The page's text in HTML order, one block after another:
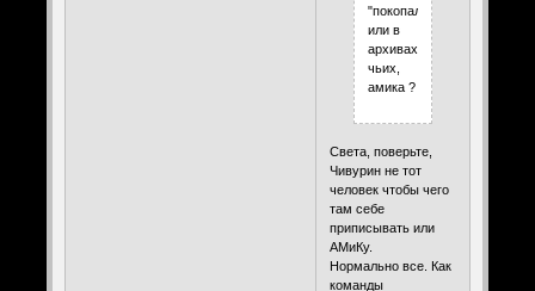
"покопались"
или в
архивах
чьих,
амика ?
Света, поверьте,
Чивурин не тот
человек чтобы чего
там себе
приписывать или
АМиКу.
Нормально все. Как
команды